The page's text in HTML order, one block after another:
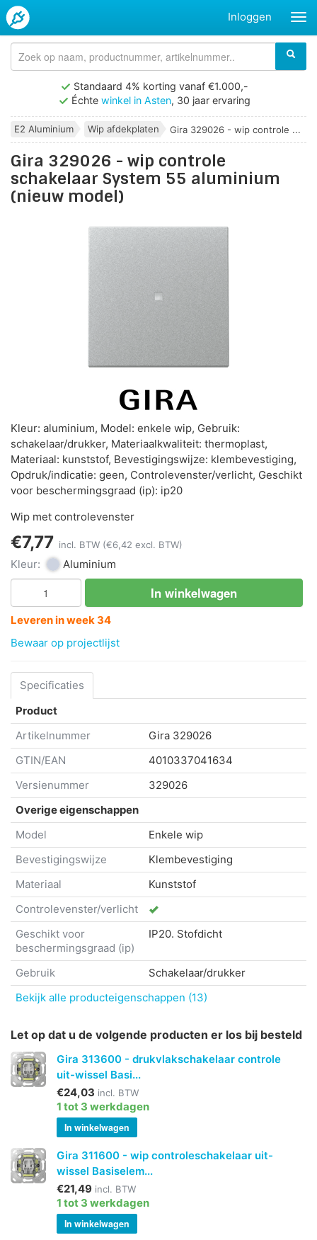
Inloggen
Standaard 4% korting vanaf €1.000,-
Échte winkel in Asten, 30 jaar ervaring
E2 Aluminium Wip afdekplaten Gira 329026 - wip controle ...
Gira 329026 - wip controle
schakelaar System 55 aluminium
(nieuw model)
Kleur: aluminium, Model: enkele wip, Gebruik:
schakelaar/drukker, Materiaalkwaliteit: thermoplast,
Materiaal: kunststof, Bevestigingswijze: klembevestiging,
Opdruk/indicatie: geen, Controlevenster/verlicht, Geschikt
voor beschermingsgraad (ip): ip20
Wip met controlevenster
€7,77 incl. BTW (€6,42 excl. BTW)
Kleur: Aluminium
In winkelwagen
Leveren in week 34
Bewaar op projectlijst
Specificaties
Product
Artikelnummer
Gira 329026
GTIN/EAN
4010337041634
Versienummer
329026
Overige eigenschappen
Model
Enkele wip
Bevestigingswijze
Klembevestiging
Materiaal
Kunststof
Controlevenster/verlicht
Geschikt voor
beschermingsgraad (ip)
IP20. Stofdicht
Gebruik
Schakelaar/drukker
Bekijk alle producteigenschappen (13)
Let op dat u de volgende producten er los bij besteld
Gira 313600 - drukvlakschakelaar controle
uit-wissel Basi...
€24,03 incl. BTW
1 tot 3 werkdagen
In winkelwagen
Gira 311600 - wip controleschakelaar uit-
wissel Basiselem...
€21,49 incl. BTW
1 tot 3 werkdagen
In winkelwagen